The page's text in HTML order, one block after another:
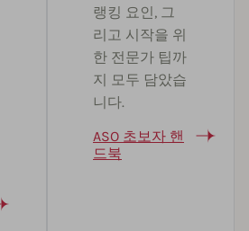
랭킹 요인, 그
리고 시작을 위
한 전문가 팁까
지 모두 담았습
니다.
ASO 초보자 핸
드북